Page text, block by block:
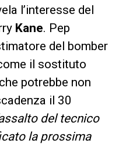
l’interesse del
Kane. Pep
del bomber
il sostituto
potrebbe non
il 30
del tecnico
la prossima